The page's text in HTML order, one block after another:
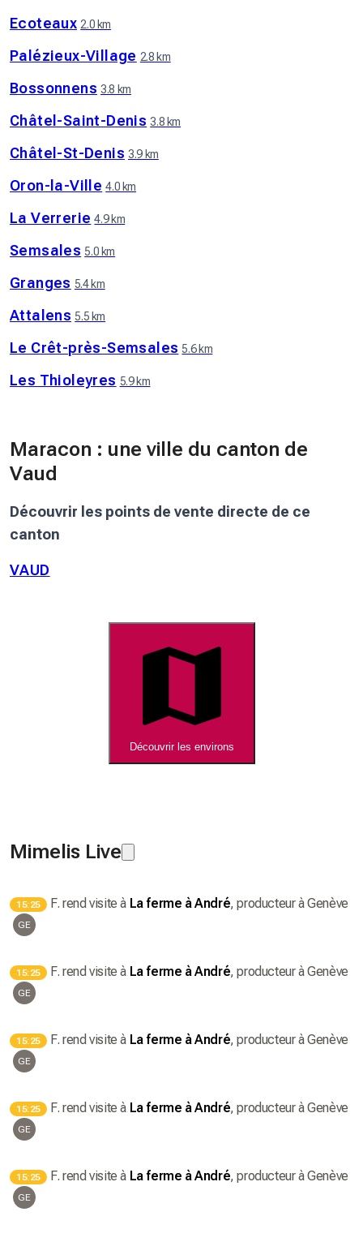
Ecoteaux 2.0 km
Palézieux-Village 2.8 km
Bossonnens 3.8 km
Châtel-Saint-Denis 3.8 km
Châtel-St-Denis 3.9 km
Oron-la-Ville 4.0 km
La Verrerie 4.9 km
Semsales 5.0 km
Granges 5.4 km
Attalens 5.5 km
Le Crêt-près-Semsales 5.6 km
Les Thioleyres 5.9 km
Maracon : une ville du canton de
Vaud
Découvrir les points de vente directe de ce
canton
VAUD
Découvrir les environs
Mimelis Live
15:25 F. rend visite à La ferme à André, producteurà Genève
GE
15:25 F. rend visite à La ferme à André, producteurà Genève
GE
15:25 F. rend visite à La ferme à André, producteurà Genève
GE
15:25 F. rend visite à La ferme à André, producteurà Genève
GE
15:25 F. rend visite à La ferme à André, producteurà Genève
GE